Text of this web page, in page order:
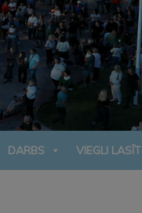
DARBS VIEGLI LASĪT